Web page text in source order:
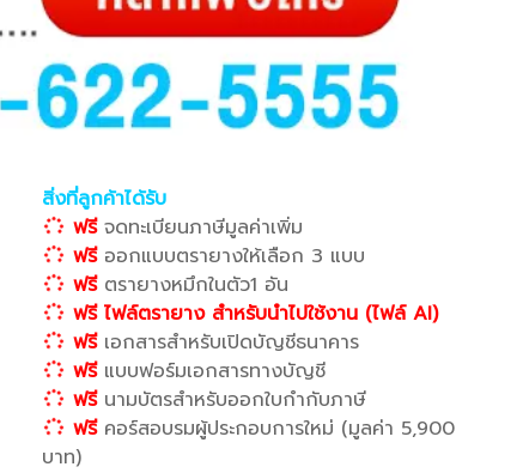
สิ่งที่ลูกค้าได้รับ
ฟรีจดทะเบียนภาษีมูลค่าเพิ่ม
ฟรีออกแบบตรายางให้เลือก 3 แบบ
ฟรีตรายางหมึกในตัว1 อัน
ฟรี ไฟล์ตรายาง สำหรับนำไปใช้งาน (ไฟล์ AI)
ฟรีเอกสารสำหรับเปิดบัญชีธนาคาร
ฟรีแบบฟอร์มเอกสารทางบัญชี
ฟรีนามบัตรสำหรับออกใบกำกับภาษี
ฟรีคอร์สอบรมผู้ประกอบการใหม่ (มูลค่า 5,900
บาท)